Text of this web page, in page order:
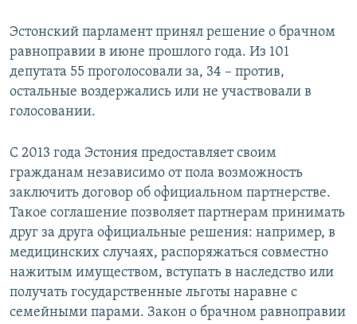
Эстонский парламент принял решение о брачном
равноправии в июне прошлого года. Из 101
депутата 55 проголосовали за, 34 – против,
остальные воздержались или не участвовали в
голосовании.
С 2013 года Эстония предоставляет своим
гражданам независимо от пола возможность
заключить договор об официальном партнерстве.
Такое соглашение позволяет партнерам принимать
друг за друга официальные решения: например, в
медицинских случаях, распоряжаться совместно
нажитым имуществом, вступать в наследство или
получать государственные льготы наравне с
семейными парами. Закон о брачном равноправии